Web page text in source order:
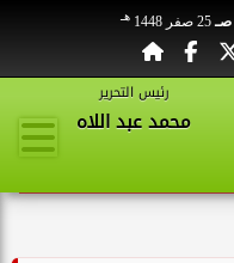
25 صفر 1448 هـ
رئيس التحرير
محمد عبد اللاه